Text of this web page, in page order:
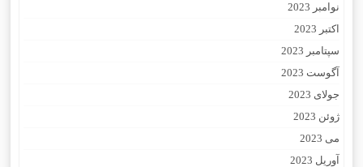
نوامبر 2023
اکتبر 2023
سپتامبر 2023
آگوست 2023
جولای 2023
ژوئن 2023
می 2023
آوریل 2023